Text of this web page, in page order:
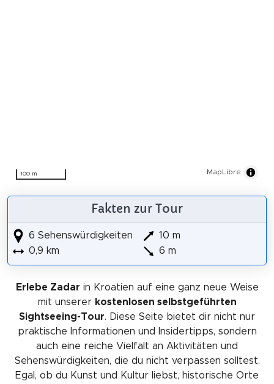
100 m MapLibre
Fakten zur Tour
6 Sehenswürdigkeiten
0,9 km
10 m
6 m
Erlebe Zadar in Kroatien auf eine ganz neue Weise
mit unserer kostenlosen selbstgeführten
Sightseeing-Tour. Diese Seite bietet dir nicht nur
praktische Informationen und Insidertipps, sondern
auch eine reiche Vielfalt an Aktivitäten und
Sehenswürdigkeiten, die du nicht verpassen solltest.
Egal, ob du Kunst und Kultur liebst, historische Orte